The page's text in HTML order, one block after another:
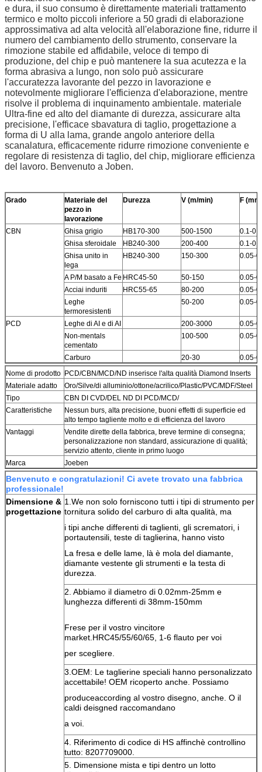
e dura, il suo consumo è direttamente materiali trattamento
termico e molto piccoli inferiore a 50 gradi di elaborazione
approssimativa ad alta velocità all'elaborazione fine, ridurre il
numero del cambiamento dello strumento, conservare la
rimozione stabile ed affidabile, veloce di tempo di
produzione, del chip e può mantenere la sua acutezza e la
forma abrasiva a lungo, non solo può assicurare
l'accuratezza lavorante del pezzo in lavorazione e
notevolmente migliorare l'efficienza d'elaborazione, mentre
risolve il problema di inquinamento ambientale. materiale
Ultra-fine ed alto del diamante di durezza, assicurare alta
precisione, l'efficace sbavatura di taglio, progettazione a
forma di U alla lama, grande angolo anteriore della
scanalatura, efficacemente ridurre rimozione conveniente e
regolare di resistenza di taglio, del chip, migliorare efficienza
del lavoro. Benvenuto a Joben.
Grado
Materiale del
pezzo in
lavorazione
Durezza V (m/min) F
CBN Ghisa grigio HB170-300 500-1500
0.1-0.4
Ghisa sferoidale
HB240-300 200-400
0.1-0.4
Ghisa unito in
lega
HB240-300 150-300 0.05-
A P/M basato a Fe HRC45-50 50-150
0.05-
Acciai induriti
HRC55-65 80-200
0.05-
Leghe
termoresistenti
50-200 0.05-
PCD Leghe di AI e di AI 200-3000
0.05-
Non-mentals
cementato
100-500 0.05-
Carburo 20-30
0.05-
Nome di prodotto PCD/CBN/MCD/ND inserisce l'alta qualità Diamond Inserts
Materiale adatto
Oro/Silve/di alluminio/ottone/acrilico/Plastic/PVC/MDF/Steel
Tipo
CBN DI CVD/DEL ND DI PCD/MCD/
Caratteristiche
Nessun burs, alta precisione, buoni effetti di superficie ed
alto tempo tagliente molto e di efficienza del lavoro
Vantaggi
Vendite dirette della fabbrica, breve termine di consegna;
personalizzazione non standard, assicurazione di qualità;
servizio attento, cliente in primo luogo
Marca
Joeben
Benvenuto e congratulazioni! Ci avete trovato una fabbrica
professionale!
Dimensione &
progettazione
1.We non solo forniscono tutti i tipi di strumento per
tornitura solido del carburo di alta qualità, ma
i tipi anche differenti di taglienti, gli scrematori, i
portautensili, teste di taglierina, hanno visto
La fresa e delle lame, là è mola del diamante,
diamante vestente gli strumenti e la testa di
durezza.
2. Abbiamo il diametro di 0.02mm-25mm e
lunghezza differenti di 38mm-150mm
Frese per il vostro vincitore
market.HRC45/55/60/65, 1-6 flauto per voi
per scegliere.
3.OEM: Le taglierine speciali hanno personalizzato
accettabile! OEM ricoperto anche. Possiamo
produceaccording al vostro disegno, anche. O il
caldi deisgned raccomandano
a voi.
4. Riferimento di codice di HS affinchè controllino
tutto: 8207709000.
5. Dimensione mista e tipi dentro un lotto